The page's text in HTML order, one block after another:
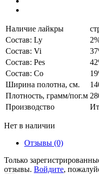
Наличие лайкры
Состав: Ly
Состав: Vi
Состав: Pes
Состав: Co
Ширина полотна, см.
Плотность, грамм/пог.м
Производство
Нет в наличии
Отзывы (0)
Только
отзывы. Войдите,